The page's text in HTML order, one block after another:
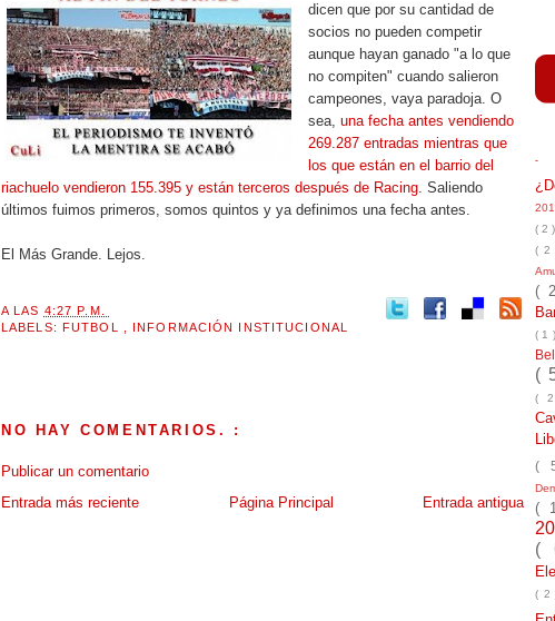
dicen que por su cantidad de
socios no pueden competir
aunque hayan ganado "a lo que
no compiten" cuando salieron
campeones, vaya paradoja. O
sea, una fecha antes vendiendo
269.287 entradas mientras que
los que están en el barrio del
riachuelo vendieron 155.395 y están terceros después de Racing. Saliendo
últimos fuimos primeros, somos quintos y ya definimos una fecha antes.
El Más Grande. Lejos.
A LAS 4:27 P.M.
LABELS: FUTBOL INFORMACIÓN INSTITUCIONAL
NO HAY COMENTARIOS. :
Publicar un comentario
Entrada más reciente
Entrada antigua
Página Principal
-
( 2 )
( 2
(
( 1
(
(
(
(
(
( 2